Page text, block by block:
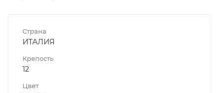
Страна
ИТАЛИЯ
Крепость
12
Цвет